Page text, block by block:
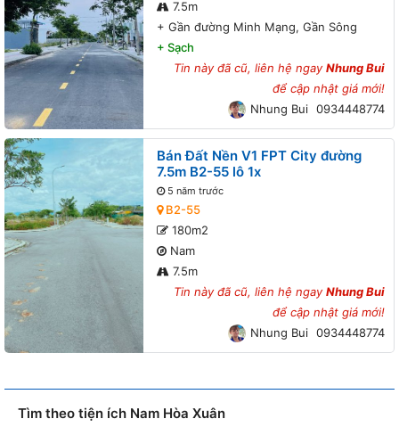
7.5m
+ Gần đường Minh Mạng, Gần Sông
+ Sạch
Tin này đã cũ, liên hệ ngayNhung Bui
để cập nhật giá mới!
Nhung Bui 0934448774
Bán Đất Nền V1 FPT City đường
7.5m B2-55 lô 1x
5 năm trước
B2-55
180m2
Nam
7.5m
Tin này đã cũ, liên hệ ngayNhung Bui
để cập nhật giá mới!
Nhung Bui 0934448774
Tìm theo tiện ích Nam Hòa Xuân